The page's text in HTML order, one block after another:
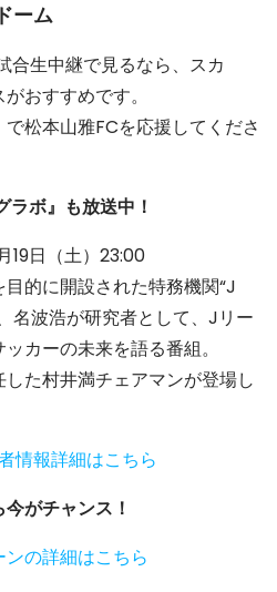
ーム
合生中継で見るなら、スカ
おすすめです。
松本山雅FCを応援してくださ
ボ』も放送中！
19日（土）23:00
的に開設された特務機関“J
名波浩が研究者として、Jリー
カーの未来を語る番組。
た村井満チェアマンが登場し
情報詳細はこちら
がチャンス！
の詳細はこちら